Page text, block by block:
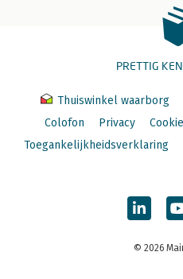
PRETTIG
Thuiswinkel waarborg
Colofon
Privacy
Toegankelijkheidsverklaring
© 2026